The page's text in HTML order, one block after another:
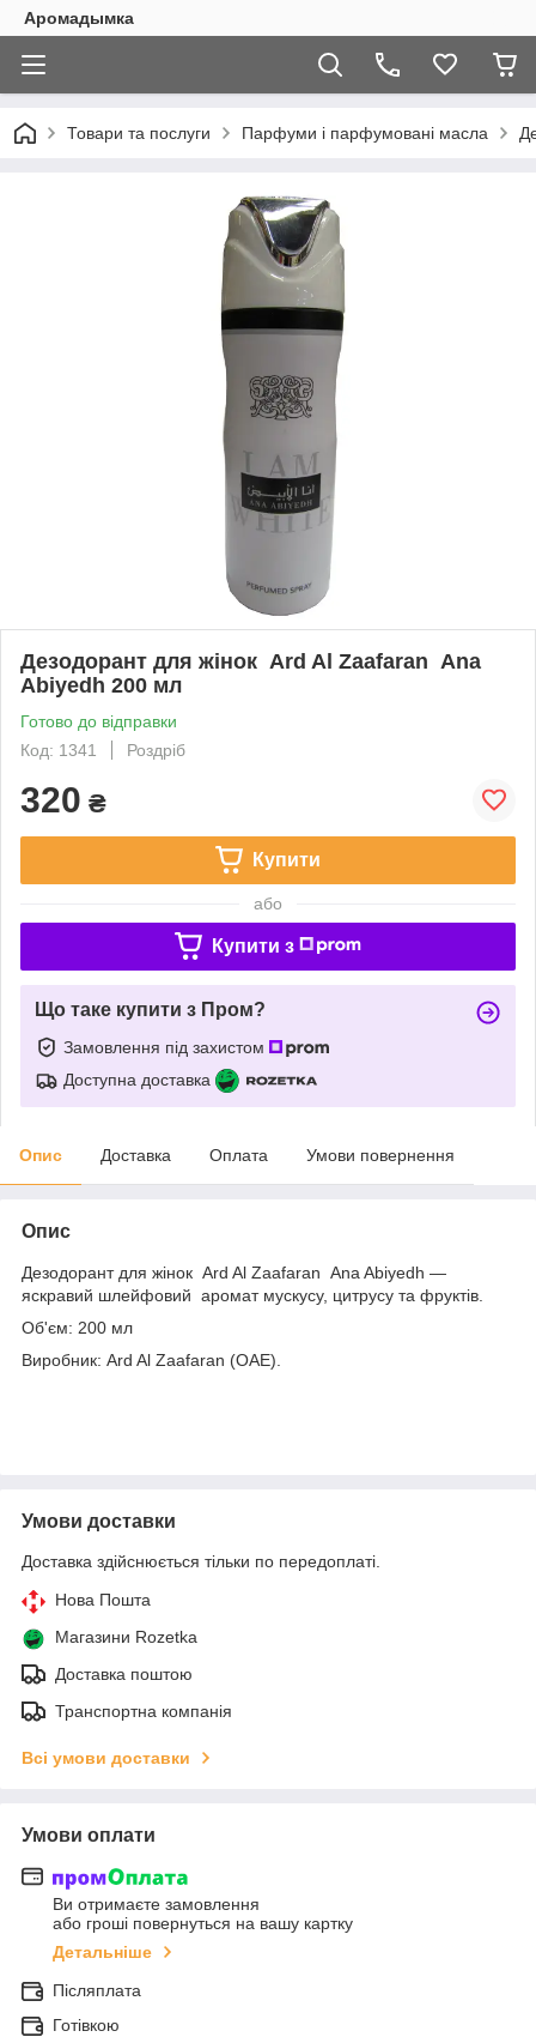
Аромадымка
Товари та послуги Парфуми і парфумовані масла
Дезодорант для жінок Ard Al Zaafaran Ana
Abiyedh 200 мл
Готово до відправки
Код: 1341
Роздріб
320 ₴
Купити
або
Купити з
Що таке купити з Пром?
Замовлення під захистом
Доступна доставка
Опис Доставка Оплата Умови повернення
Опис
Дезодорант для жінок Ard Al Zaafaran Ana Abiyedh —
яскравий шлейфовий аромат мускусу, цитрусу та фруктів.
Об'єм: 200 мл
Виробник: Ard Al Zaafaran (ОАЕ).
Умови доставки
Доставка здійснюється тільки по передоплаті.
Нова Пошта
Магазини Rozetka
Доставка поштою
Транспортна компанія
Всі умови доставки
Умови оплати
Ви отримаєте замовлення
або гроші повернуться на вашу картку
Детальніше
Післяплата
Готівкою